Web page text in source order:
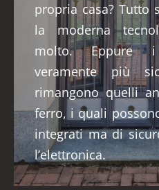
propria casa? Tutto
la moderna
molto. Eppure
veramente più
rimangono quelli
ferro, i quali
integrati ma di
l’elettronica.